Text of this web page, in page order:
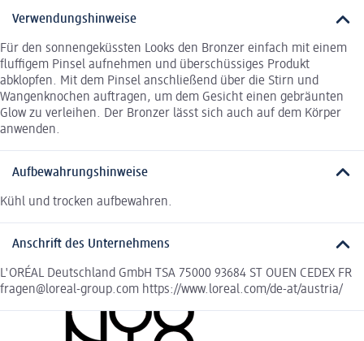
Verwendungshinweise
Für den sonnengeküssten Looks den Bronzer einfach mit einem
fluffigem Pinsel aufnehmen und überschüssiges Produkt
abklopfen. Mit dem Pinsel anschließend über die Stirn und
Wangenknochen auftragen, um dem Gesicht einen gebräunten
Glow zu verleihen. Der Bronzer lässt sich auch auf dem Körper
anwenden.
Aufbewahrungshinweise
Kühl und trocken aufbewahren.
Anschrift des Unternehmens
L'ORÉAL Deutschland GmbH TSA 75000 93684 ST OUEN CEDEX FR
fragen@loreal-group.com https://www.loreal.com/de-at/austria/